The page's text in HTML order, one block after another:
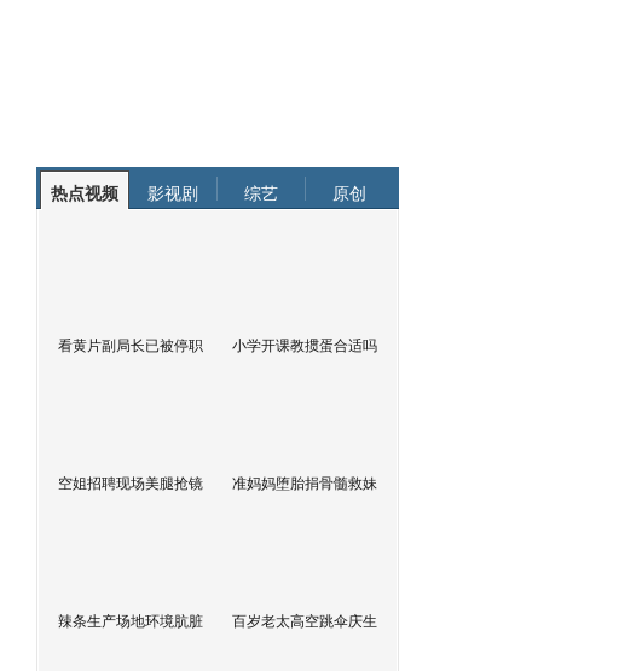
热点视频 影视剧 综艺 原创
看黄片副局长已被停职 小学开课教掼蛋合适吗
空姐招聘现场美腿抢镜 准妈妈堕胎捐骨髓救妹
辣条生产场地环境肮脏 百岁老太高空跳伞庆生